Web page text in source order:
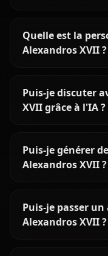
Quelle est la
Alexandros XVII ?
Puis-je discuter
XVII grâce à l'IA ?
Puis-je générer
Alexandros XVII ?
Puis-je passer
Alexandros XVII ?